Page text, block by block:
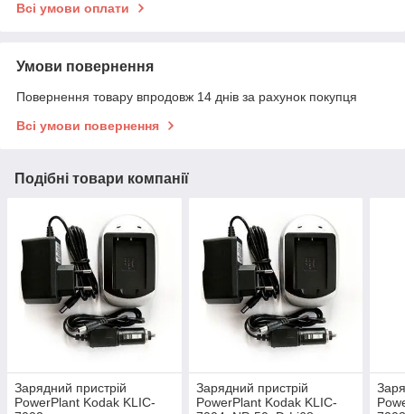
Всі умови оплати
Умови повернення
Повернення товару впродовж 14 днів за рахунок покупця
Всі умови повернення
Подібні товари компанії
Зарядний пристрій
PowerPlant Kodak KLIC-
Зарядний пристрій
PowerPlant Kodak KLIC-